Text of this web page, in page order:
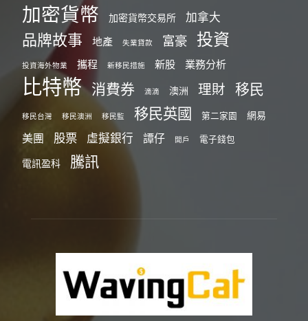
加密貨幣 加密貨幣交易所 加拿大
品牌故事 地產 失業貸款 富豪 投資
投資海外物業 攜程 新移民措施 新股 業務分析
比特幣 消費券 滴滴 澳洲 理財 移民
移民台灣 移民澳洲 移民監 移民英國 第二家園 網易
美團 股票 虛擬銀行 譚仔 開戶 電子錢包
電訊盈科 騰訊